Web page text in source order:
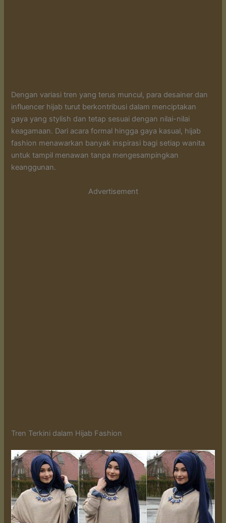
Dengan variasi tren yang terus muncul, para desainer dan
influencer hijab turut berkontribusi dalam menciptakan
gaya yang stylish dan tetap sesuai dengan nilai-nilai
keagamaan. Dari acara formal hingga gaya kasual, hijab
fashion menawarkan banyak inspirasi bagi setiap wanita
untuk tampil menawan tanpa mengesampingkan
keanggunan.
Advertisement
Tren Terkini dalam Hijab Fashion